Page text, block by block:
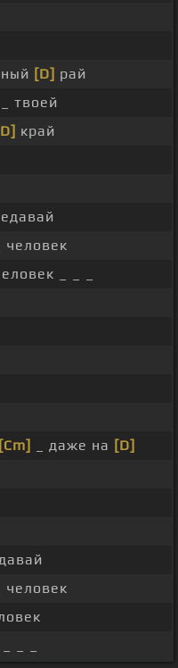
[D] рай
твоей
край
_ _ _
[Cm] _ даже на [D]